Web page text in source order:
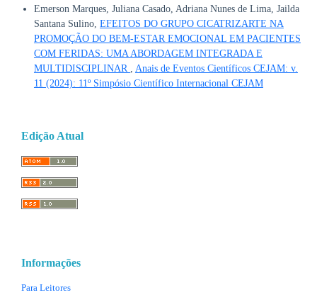
Emerson Marques, Juliana Casado, Adriana Nunes de Lima, Jailda
Santana Sulino, EFEITOS DO GRUPO CICATRIZARTE NA
PROMOÇÃO DO BEM-ESTAR EMOCIONAL EM PACIENTES
COM FERIDAS: UMA ABORDAGEM INTEGRADA E
MULTIDISCIPLINAR
Anais de Eventos Científicos CEJAM: v.
11 (2024): 11º Simpósio Científico Internacional CEJAM
Edição Atual
Informações
Para Leitores